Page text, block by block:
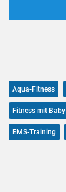
Aqua-Fitness
Fitness mit Baby
EMS-Training